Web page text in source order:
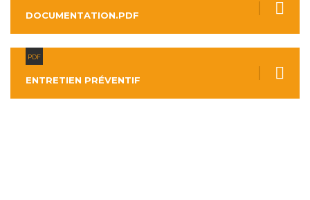
DOCUMENTATION.PDF
PDF
ENTRETIEN PRÉVENTIF